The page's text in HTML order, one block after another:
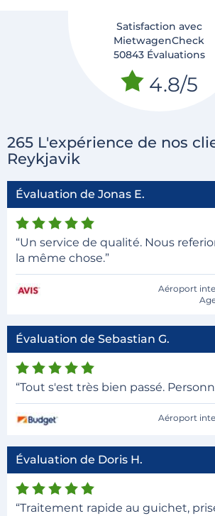
Satisfaction avec
MietwagenCheck
50843 Évaluations
4.8/5
265 L'expérience de nos
Reykjavik
Évaluation de Jonas E.
“Un service de qualité. Nous
la même chose.”
Aéroport
Évaluation de Sebastian G.
“Tout s'est très bien passé.
Aéroport
Évaluation de Doris H.
“Traitement rapide au guichet,